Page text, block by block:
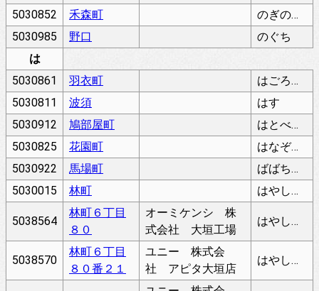
5030852
禾森町
のぎのもりちょう
5030985
野口
のぐち
は
5030861
羽衣町
はごろもちょう
5030811
波須
はす
5030912
鳩部屋町
はとべやちょう
5030825
花園町
はなぞのちょう
5030922
馬場町
ばばちょう
5030015
林町 はやしまち
5038564
林町６丁目
８０
オーミケンシ 株
式会社 大垣工場
はやしまち
5038570
林町６丁目
８０番２１
ユニー 株式会
社 アピタ大垣店
はやしまち